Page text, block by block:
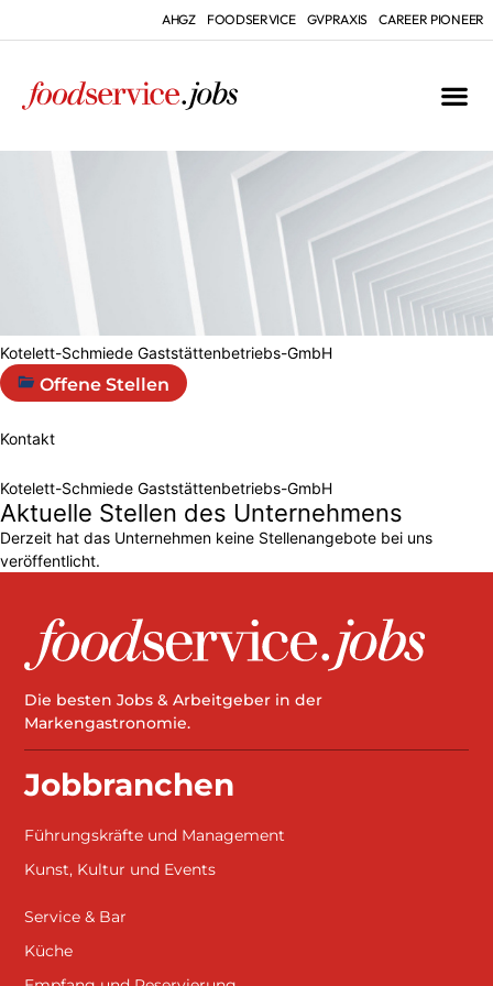
AHGZ FOODSERVICE GVPRAXIS CAREER PIONEER
Kotelett-Schmiede Gaststättenbetriebs-GmbH
Offene Stellen
Kontakt
Kotelett-Schmiede Gaststättenbetriebs-GmbH
Aktuelle Stellen des Unternehmens
Derzeit hat das Unternehmen keine Stellenangebote bei uns
veröffentlicht.
Die besten Jobs & Arbeitgeber in der
Markengastronomie.
Jobbranchen
Führungskräfte und Management
Kunst, Kultur und Events
Service & Bar
Küche